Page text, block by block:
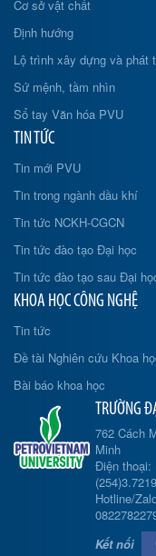
Cơ sở vật chất
Định hướng
Lộ trình xây dựng và phát
Sứ mệnh, tầm nhìn
Sổ tay Văn hóa PVU
TIN TỨC
Tin mới PVU
Tin trong ngành dầu khí
Tin tức NCKH-CGCN
Tin tức đào tạo Đại học
Tin tức đào tạo sau Đại
KHOA HỌC CÔNG NGHỆ
Tin tức
Đề tài Nghiên cứu Khoa
Bài báo khoa học
TRƯỜNG
762 Cách
Minh
Điện thoại:
Hotline/
Kết nối